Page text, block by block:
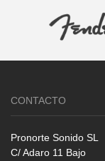
CONTACTO
Pronorte Sonido SL
C/ Adaro 11 Bajo